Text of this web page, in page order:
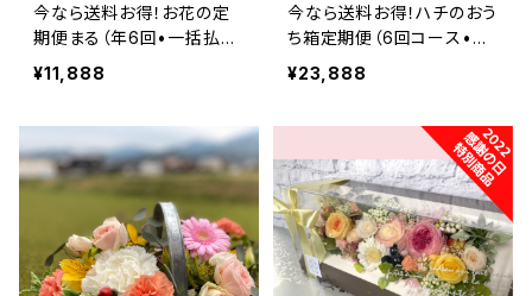
今なら送料お得！お花の定
期便まる（年6回•一括払
い）
¥11,888
今なら送料お得！ハチのおう
ち箱定期便（6回コース•一
括払い）
¥23,888